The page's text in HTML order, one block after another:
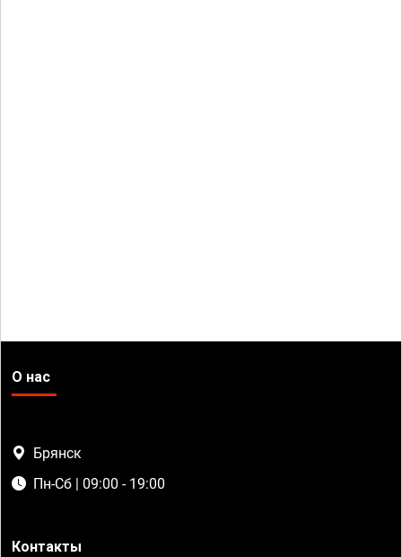
О нас
Брянск
Пн-Сб | 09:00 - 19:00
Контакты